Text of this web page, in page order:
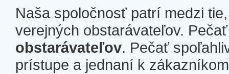
Naša spoločnosť patrí medzi
verejných obstarávateľov.
obstarávateľov. Pečať
prístupe a jednaní k